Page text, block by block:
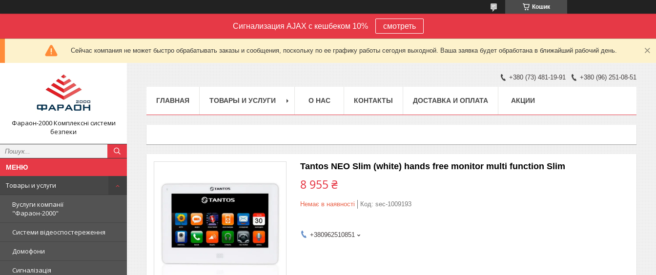
Кошик
Сигнализация AJAX с кешбеком 10% смотреть
Сейчас компания не может быстро обрабатывать заказы и сообщения, поскольку по ее графику работы сегодня выходной. Ваша заявка будет обработана в ближайший рабочий день.
Фараон-2000 Комплексні системи
безпеки
Товары и услуги
Вуслуги компанії
"Фараон-2000"
Системи відеоспостереження
Домофони
Сигналізація
+380 (73) 481-19-91 +380 (96) 251-08-51
ГЛАВНАЯ ТОВАРЫ И УСЛУГИ О НАС КОНТАКТЫ ДОСТАВКА И ОПЛАТА АКЦИИ
Tantos NEO Slim (white) hands free monitor multi function Slim
8 955 ₴
Немає в наявності Код: sec-1009193
+380962510851